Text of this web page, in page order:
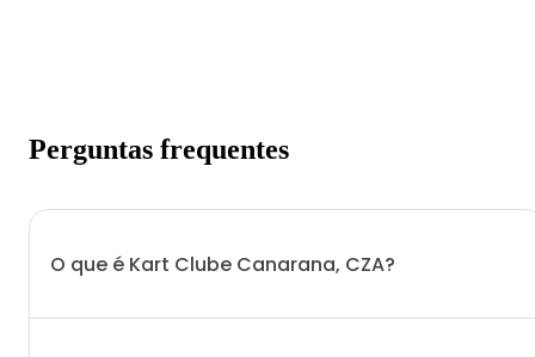
Perguntas frequentes
O que é Kart Clube Canarana, CZA?